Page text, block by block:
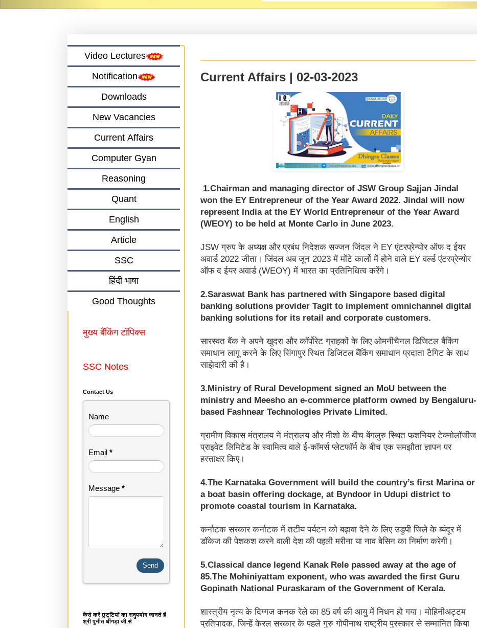
Current Affairs | 02-03-2023
1.Chairman and managing director of JSW Group Sajjan Jindal
won the EY Entrepreneur of the Year Award 2022. Jindal will now
represent India at the EY World Entrepreneur of the Year Award
(WEOY) to be held at Monte Carlo in June 2023.
JSW ग्रुप के अध्यक्ष और प्रबंध निदेशक सज्जन जिंदल ने EY एंटरप्रेन्योर ऑफ द ईयर
अवार्ड 2022 जीता। जिंदल अब जून 2023 में मोंटे कार्लो में होने वाले EY वर्ल्ड एंटरप्रेन्योर
ऑफ द ईयर अवार्ड (WEOY) में भारत का प्रतिनिधित्व करेंगे।
2.Saraswat Bank has partnered with Singapore based digital
banking solutions provider Tagit to implement omnichannel digital
banking solutions for its retail and corporate customers.
सारस्वत बैंक ने अपने खुदरा और कॉर्पोरेट ग्राहकों के लिए ओमनीचैनल डिजिटल बैंकिंग
समाधान लागू करने के लिए सिंगापुर स्थित डिजिटल बैंकिंग समाधान प्रदाता टैगिट के साथ
साझेदारी की है।
3.Ministry of Rural Development signed an MoU between the
ministry and Meesho an e-commerce platform owned by Bengaluru-
based Fashnear Technologies Private Limited.
ग्रामीण विकास मंत्रालय ने मंत्रालय और मीशो के बीच बेंगलुरु स्थित फशनियर टेक्नोलॉजीज
प्राइवेट लिमिटेड के स्वामित्व वाले ई-कॉमर्स प्लेटफॉर्म के बीच एक समझौता ज्ञापन पर
हस्ताक्षर किए।
4.The Karnataka Government will build the country’s first Marina or
a boat basin offering dockage, at Byndoor in Udupi district to
promote coastal tourism in Karnataka.
कर्नाटक सरकार कर्नाटक में तटीय पर्यटन को बढ़ावा देने के लिए उडुपी जिले के ब्यंदूर में
डॉकेज की पेशकश करने वाली देश की पहली मरीना या नाव बेसिन का निर्माण करेगी।
5.Classical dance legend Kanak Rele passed away at the age of
85.The Mohiniyattam exponent, who was awarded the first Guru
Gopinath National Puraskaram of the Government of Kerala.
शास्त्रीय नृत्य के दिग्गज कनक रेले का 85 वर्ष की आयु में निधन हो गया। मोहिनीअट्टम
प्रतिपादक, जिन्हें केरल सरकार के पहले गुरु गोपीनाथ राष्ट्रीय पुरस्कार से सम्मानित किया
Video Lectures
Notification
Downloads
New Vacancies
Current Affairs
Computer Gyan
Reasoning
Quant
English
Article
SSC
हिंदी भाषा
Good Thoughts
मुख्य बैंकिंग टॉपिक्स
SSC Notes
Contact Us
Name
Email *
Message *
कैसे करें छुट्टियों का सदुपयोग जानते हैं
श्री पुनीत धींगड़ा जी से